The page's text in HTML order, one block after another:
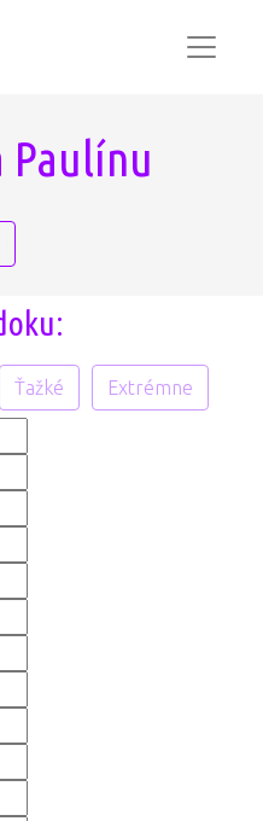
Paulínu
Ťažké Extrémne